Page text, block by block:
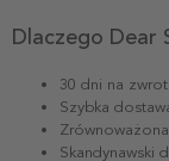
Dlaczego Dear
30 dni na
Szybka
Skandynawski